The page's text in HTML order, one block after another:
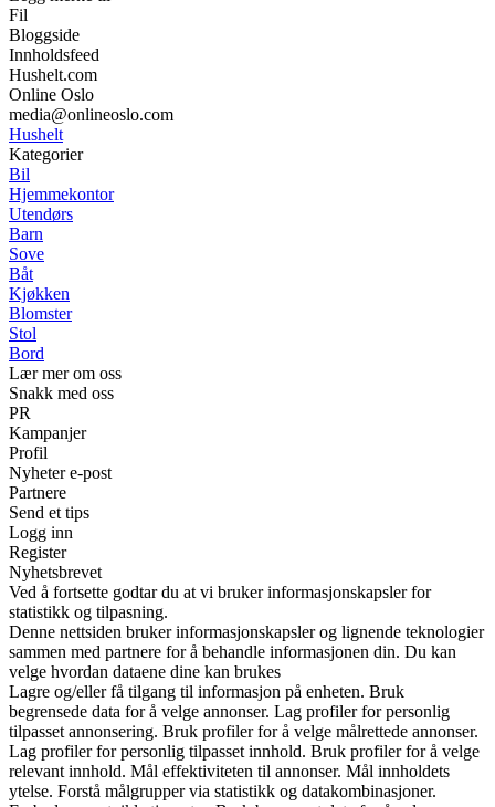
Fil
Bloggside
Innholdsfeed
Hushelt.com
Online Oslo
media@onlineoslo.com
Hushelt
Kategorier
Bil
Hjemmekontor
Utendørs
Barn
Sove
Båt
Kjøkken
Blomster
Stol
Bord
Lær mer om oss
Snakk med oss
PR
Kampanjer
Profil
Nyheter e-post
Partnere
Send et tips
Logg inn
Register
Nyhetsbrevet
Ved å fortsette godtar du at vi bruker informasjonskapsler for
statistikk og tilpasning.
Denne nettsiden bruker informasjonskapsler og lignende teknologier
sammen med partnere for å behandle informasjonen din. Du kan
velge hvordan dataene dine kan brukes
Lagre og/eller få tilgang til informasjon på enheten. Bruk
begrensede data for å velge annonser. Lag profiler for personlig
tilpasset annonsering. Bruk profiler for å velge målrettede annonser.
Lag profiler for personlig tilpasset innhold. Bruk profiler for å velge
relevant innhold. Mål effektiviteten til annonser. Mål innholdets
ytelse. Forstå målgrupper via statistikk og datakombinasjoner.